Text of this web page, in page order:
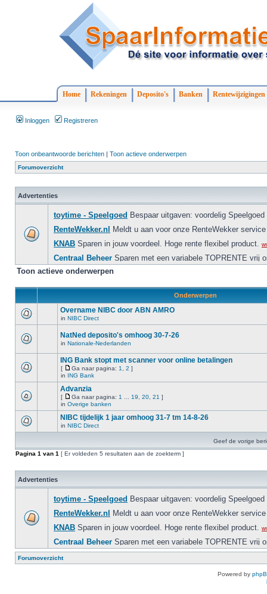
Home Rekeningen Deposito's Banken Rentewijzigingen
Inloggen Registreren
Toon onbeantwoorde berichten | Toon actieve onderwerpen
Forumoverzicht
Advertenties
Toon actieve onderwerpen
Onderwerpen
Overname NIBC door ABN AMRO
in NIBC Direct
NatNed deposito's omhoog 30-7-26
in Nationale-Nederlanden
ING Bank stopt met scanner voor online betalingen
[ Ga naar pagina: 1 2 ]
in ING Bank
Advanzia
[ Ga naar pagina: 1 19 20 21 ]
in Overige banken
NIBC tijdelijk 1 jaar omhoog 31-7 tm 14-8-26
in NIBC Direct
Geef de vorige
Pagina 1 van 1 [ Er voldeden 5 resultaten aan de zoekterm ]
Advertenties
Forumoverzicht
Powered by